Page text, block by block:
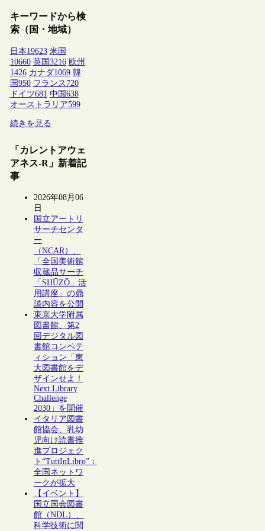
キーワードから検
索（国・地域）
日本19623 米国
10660 英国 3216 欧州
1426 カナダ1069 韓
国 950 フランス 720
ドイツ681 中国 638
オーストラリア599
続きを見る
「カレントアウェ
アネス-R」新着記
事
2026年08月06
日
国立アートリ
サーチセンタ
ー
（NCAR）、
「全国美術館
収蔵品サーチ
「SHŪZŌ」活
用講座」の鼎
談内容を公開
東京大学附属
図書館、第2
回デジタル図
書館コンペテ
ィション「東
大図書館をデ
ザインせよ！
Next Library
Challenge
2030」を開催
イタリア図書
館協会、乳幼
児向け読書推
進プロジェク
ト“TuttInLibro”：
全国ネットワ
ークが拡大
【イベント】
国立国会図書
館（NDL）、
科学技術に関